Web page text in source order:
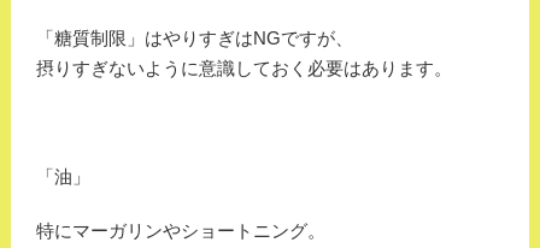
「糖質制限」はやりすぎはNGですが、
摂りすぎないように意識しておく必要はあります。
「油」
特にマーガリンやショートニング。